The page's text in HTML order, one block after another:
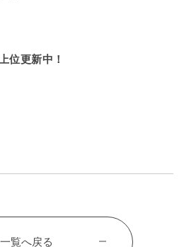
位更新中！
一覧へ戻る